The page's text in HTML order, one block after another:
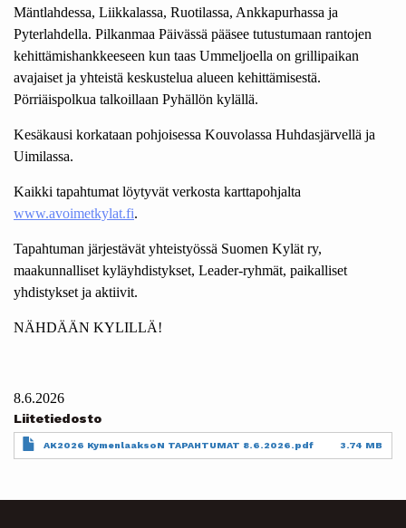
Mäntlahdessa, Liikkalassa, Ruotilassa, Ankkapurhassa ja
Pyterlahdella. Pilkanmaa Päivässä pääsee tutustumaan rantojen
kehittämishankkeeseen kun taas Ummeljoella on grillipaikan
avajaiset ja yhteistä keskustelua alueen kehittämisestä.
Pörriäispolkua talkoillaan Pyhällön kylällä.
Kesäkausi korkataan pohjoisessa Kouvolassa Huhdasjärvellä ja
Uimilassa.
Kaikki tapahtumat löytyvät verkosta karttapohjalta
www.avoimetkylat.fi.
Tapahtuman järjestävät yhteistyössä Suomen Kylät ry,
maakunnalliset kyläyhdistykset, Leader-ryhmät, paikalliset
yhdistykset ja aktiivit.
NÄHDÄÄN KYLILLÄ!
8.6.2026
Liitetiedosto
Document
AK2026 KymenlaaksoN TAPAHTUMAT 8.6.2026.pdf 3.74 MB